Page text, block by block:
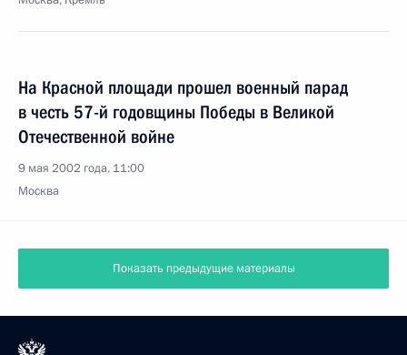
На Красной площади прошел военный парад
в честь 57-й годовщины Победы в Великой
Отечественной войне
9 мая 2002 года, 11:00
Москва
Показать предыдущие материалы